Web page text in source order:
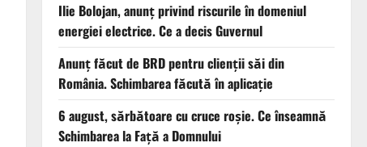
Ilie Bolojan, anunț privind riscurile în domeniul
energiei electrice. Ce a decis Guvernul
Anunț făcut de BRD pentru clienții săi din
România. Schimbarea făcută în aplicație
6 august, sărbătoare cu cruce roșie. Ce înseamnă
Schimbarea la Față a Domnului